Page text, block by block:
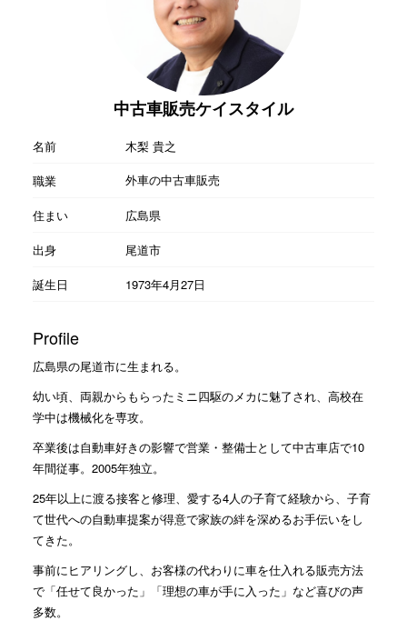
中古車販売ケイスタイル
名前
木梨 貴之
職業
外車の中古車販売
住まい
広島県
出身
尾道市
誕生日
1973年4月27日
Profile
広島県の尾道市に生まれる。
幼い頃、両親からもらったミニ四駆のメカに魅了され、高校在
学中は機械化を専攻。
卒業後は自動車好きの影響で営業・整備士として中古車店で10
年間従事。2005年独立。
25年以上に渡る接客と修理、愛する4人の子育て経験から、子育
て世代への自動車提案が得意で家族の絆を深めるお手伝いをし
てきた。
事前にヒアリングし、お客様の代わりに車を仕入れる販売方法
で「任せて良かった」「理想の車が手に入った」など喜びの声
多数。